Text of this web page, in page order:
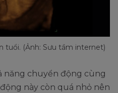
tuổi. (Ảnh: Sưu tầm internet)
năng chuyển động cùng
này còn quá nhỏ nên